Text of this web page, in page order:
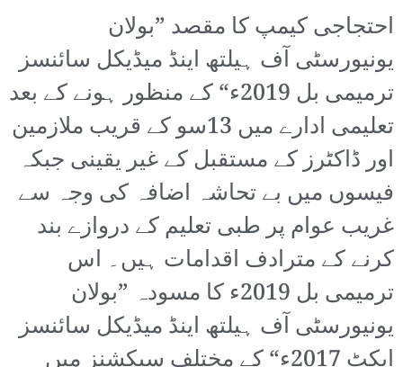
احتجاجی کیمپ کا مقصد ”بولان
یونیورسٹی آف ہیلتھ اینڈ میڈیکل سائنسز
ترمیمی بل 2019ء“ کے منظور ہونے کے بعد
تعلیمی ادارے میں 13سو کے قریب ملازمین
اور ڈاکٹرز کے مستقبل کے غیر یقینی جبکہ
فیسوں میں بے تحاشہ اضافہ کی وجہ سے
غریب عوام پر طبی تعلیم کے دروازے بند
کرنے کے مترادف اقدامات ہیں۔ اس
ترمیمی بل 2019ء کا مسودہ ”بولان
یونیورسٹی آف ہیلتھ اینڈ میڈیکل سائنسز